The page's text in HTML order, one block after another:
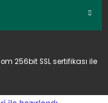
256bit SSL sertifikası ile